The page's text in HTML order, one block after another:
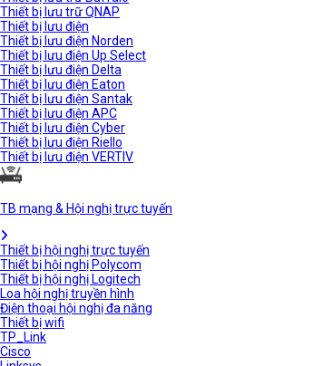
Thiết bị lưu trữ QNAP
Thiết bị lưu điện
Thiết bị lưu điện Norden
Thiết bị lưu điện Up Select
Thiết bị lưu điện Delta
Thiết bị lưu điện Eaton
Thiết bị lưu điện Santak
Thiết bị lưu điện APC
Thiết bị lưu điện Cyber
Thiết bị lưu điện Riello
Thiết bị lưu điện VERTIV
TB mạng & Hội nghị trực tuyến
Thiết bị hội nghị trực tuyến
Thiết bị hội nghị Polycom
Thiết bị hội nghị Logitech
Loa hội nghị truyền hình
Điện thoại hội nghị đa năng
Thiết bị wifi
TP_Link
Cisco